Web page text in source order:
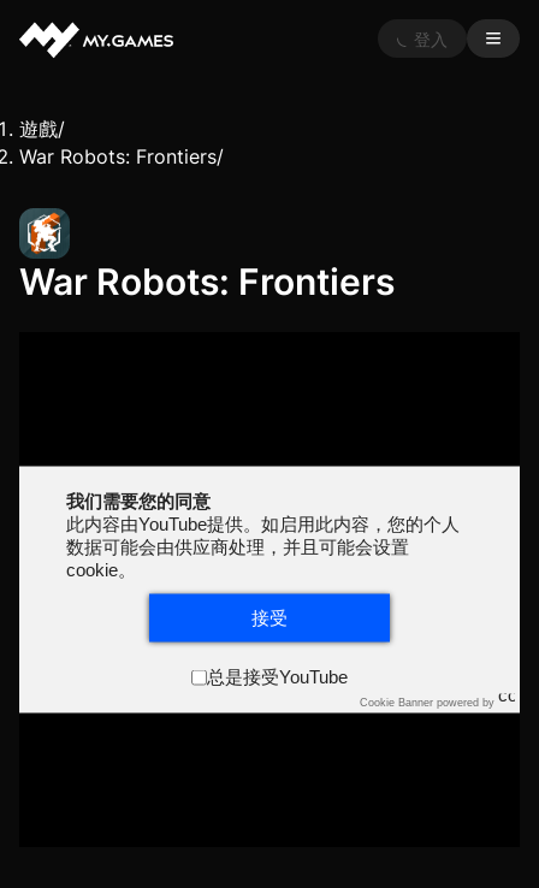
登入
遊戲/
War Robots: Frontiers/
War Robots: Frontiers
我们需要您的同意
此内容由YouTube提供。如启用此内容，您的个人
数据可能会由供应商处理，并且可能会设置
cookie。
接受
总是接受YouTube
Cookie Banner powered by